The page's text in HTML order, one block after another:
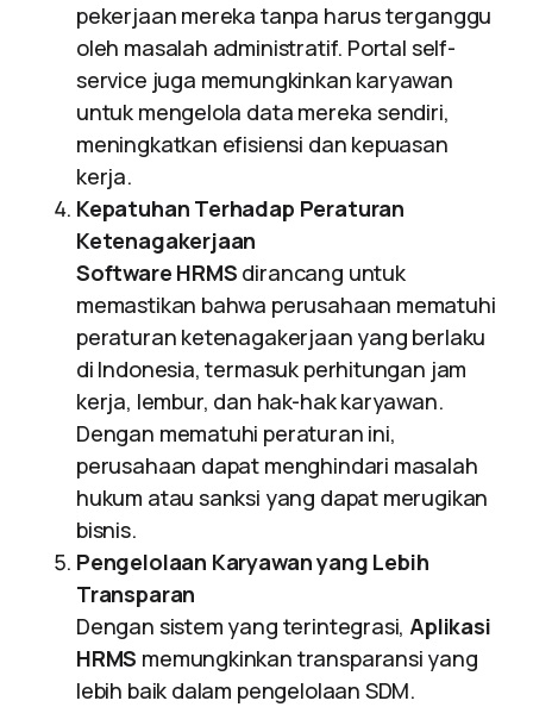
pekerjaan mereka tanpa harus terganggu
oleh masalah administratif. Portal self-
service juga memungkinkan karyawan
untuk mengelola data mereka sendiri,
meningkatkan efisiensi dan kepuasan
kerja.
Kepatuhan Terhadap Peraturan
Ketenagakerjaan
Software HRMS dirancang untuk
memastikan bahwa perusahaan mematuhi
peraturan ketenagakerjaan yang berlaku
di Indonesia, termasuk perhitungan jam
kerja, lembur, dan hak-hak karyawan.
Dengan mematuhi peraturan ini,
perusahaan dapat menghindari masalah
hukum atau sanksi yang dapat merugikan
bisnis.
Pengelolaan Karyawan yang Lebih
Transparan
Dengan sistem yang terintegrasi,Aplikasi
HRMS memungkinkan transparansi yang
lebih baik dalam pengelolaan SDM.